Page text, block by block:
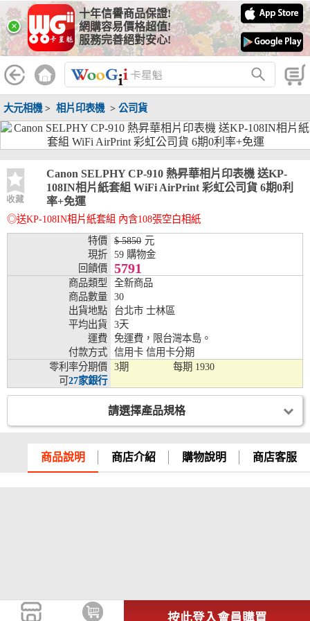
×
十年信譽商品保證!
網購容易價格超值!
服務完善絕對安心!
大元相機 > 相片印表機 > 公司貨
收藏
Canon SELPHY CP-910 熱昇華相片印表機 送KP-
108IN相片紙套組 WiFi AirPrint 彩虹公司貨 6期0利
率+免運
◎送KP-108IN相片紙套組 內含108張空白相紙
特價
$ 5850 元
現折
59 購物金
回饋價
5791
商品類型
全新商品
商品數量
30
出貨地點
台北市 士林區
平均出貨
3天
運費
免運費，限台灣本島。
付款方式
信用卡 信用卡分期
零利率分期價
可27家銀行
3期 每期 1930
請選擇產品規格
商品說明 商店介紹 購物說明 商店客服
按此登入會員購買
線上分期銀行
WooGii 與 綠界 合作，『信用卡分期付款』 與 『信用卡零利率
分期付款』 的配合銀行如下：
分期期數 提供分期之銀行
兆豐銀行、合作金庫、第一銀行、華南銀行、
彰化銀行、上海銀行、富邦銀行、國泰世華、
台灣企銀、台中銀行、匯豐銀行、華泰銀行、
銀、元大銀行、永豐銀行、玉山銀行、凱基銀
行、星展銀行、台新銀行、安泰銀行、中國信
託、台灣樂天、三信商銀
兆豐銀行、合作金庫、第一銀行、華南銀行、
彰化銀行、上海銀行、富邦銀行、國泰世華、
台灣企銀、台中銀行、匯豐銀行、華泰銀行、
臺灣新光銀行、陽信銀行、聯邦銀行、遠東商
銀、元大銀行、永豐銀行、玉山銀行、凱基銀
行、星展銀行、台新銀行、安泰銀行、中國信
託、台灣樂天、三信商銀
兆豐銀行、合作金庫、第一銀行、華南銀行、
彰化銀行、上海銀行、富邦銀行、國泰世華、
台灣企銀、台中銀行、匯豐銀行、華泰銀行、
臺灣新光銀行、陽信銀行、聯邦銀行、遠東商
銀、元大銀行、永豐銀行、玉山銀行、凱基銀
行、星展銀行、台新銀行、安泰銀行、中國信
託、台灣樂天、三信商銀
兆豐銀行、合作金庫、第一銀行、華南銀行、
台灣企銀、台中銀行、匯豐銀行、華泰銀行、
臺灣新光銀行、陽信銀行、聯邦銀行、遠東商